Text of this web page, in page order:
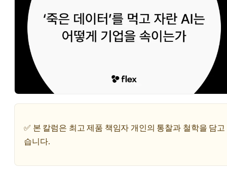
✅ 본 칼럼은 최고 제품 책임자 개인의 통찰과 철학을 담고
습니다.